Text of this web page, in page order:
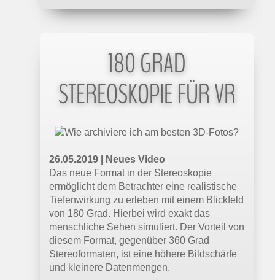
180 GRAD
STEREOSKOPIE FÜR VR
26.05.2019 | Neues Video
Das neue Format in der Stereoskopie
ermöglicht dem Betrachter eine realistische
Tiefenwirkung zu erleben mit einem Blickfeld
von 180 Grad. Hierbei wird exakt das
menschliche Sehen simuliert. Der Vorteil von
diesem Format, gegenüber 360 Grad
Stereoformaten, ist eine höhere Bildschärfe
und kleinere Datenmengen.